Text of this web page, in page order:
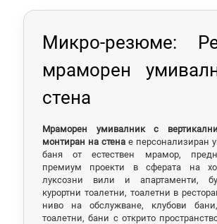
Микро-резюме:
мраморен
стена
Мраморен умивалник с
монтиран на стена е персонализиран
баня от естествен мрамор,
премиум проекти в сферата на
луксозни вили и апартаменти,
курортни тоалетни, тоалетни в
ниво на обслужване, клубови
тоалетни, бани с открито